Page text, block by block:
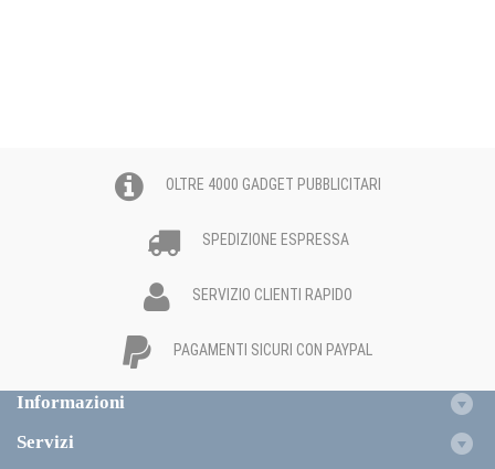
OLTRE 4000 GADGET PUBBLICITARI
SPEDIZIONE ESPRESSA
SERVIZIO CLIENTI RAPIDO
PAGAMENTI SICURI CON PAYPAL
Informazioni
Servizi